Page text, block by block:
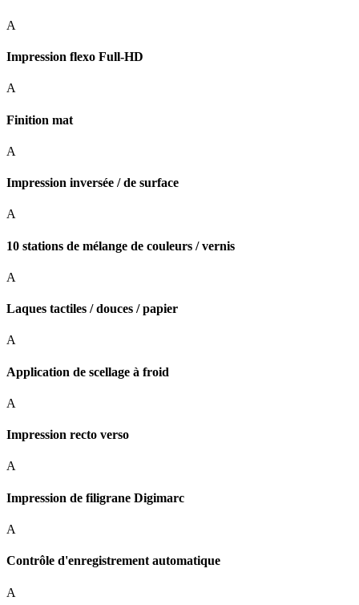
A
Impression flexo Full-HD
A
Finition mat
A
Impression inversée / de surface
A
10 stations de mélange de couleurs / vernis
A
Laques tactiles / douces / papier
A
Application de scellage à froid
A
Impression recto verso
A
Impression de filigrane Digimarc
A
Contrôle d'enregistrement automatique
A